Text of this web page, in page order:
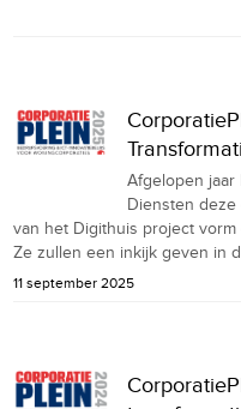
Afgelopen jaar
Diensten deze
van het Digithuis project vorm
Ze zullen een inkijk geven in
11 september 2025